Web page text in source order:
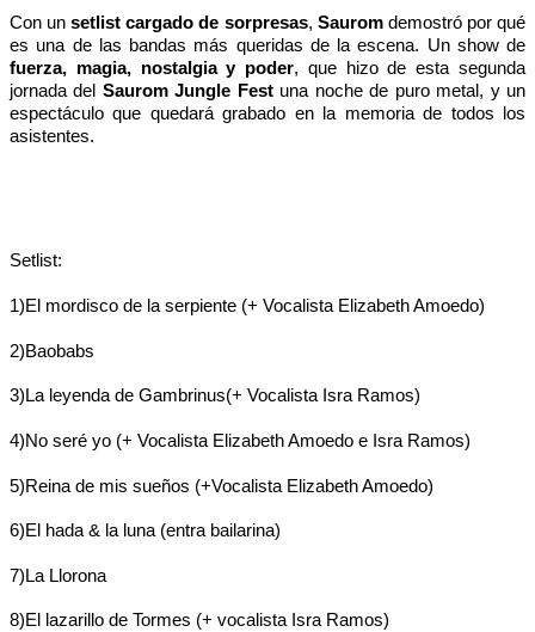
Con unsetlist cargado de sorpresas, Sauromdemostró por qué
es una de las bandas más queridas de la escena. Un show de
fuerza, magia, nostalgia y poder, que hizo de esta segunda
jornada del Saurom Jungle Festuna noche de puro metal, y un
espectáculo que quedará grabado en la memoria de todos los
asistentes.
Setlist:
1)El mordisco de la serpiente (+ Vocalista Elizabeth Amoedo)
2)Baobabs
3)La leyenda de Gambrinus(+ Vocalista Isra Ramos)
4)No seré yo (+ Vocalista Elizabeth Amoedo e Isra Ramos)
5)Reina de mis sueños (+Vocalista Elizabeth Amoedo)
6)El hada & la luna (entra bailarina)
7)La Llorona
8)El lazarillo de Tormes (+ vocalista Isra Ramos)